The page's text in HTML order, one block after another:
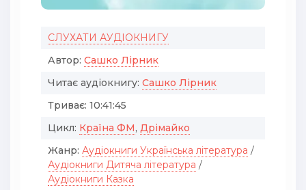
СЛУХАТИ АУДІОКНИГУ
Автор: Сашко Лірник
Читає аудіокнигу: Сашко Лірник
Триває: 10:41:45
Цикл: Країна ФМ, Дрімайко
Жанр: Аудіокниги Українська література /
Аудіокниги Дитяча література /
Аудіокниги Казка